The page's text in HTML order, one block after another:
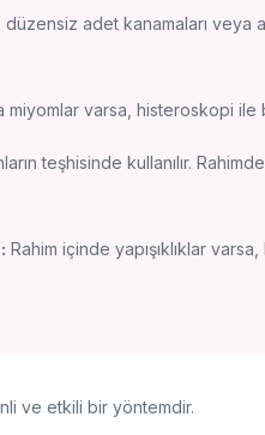
adet kanamaları veya
varsa, histeroskopi ile
teşhisinde kullanılır.
Rahim içinde yapışıklıklar
ve etkili bir yöntemdir.